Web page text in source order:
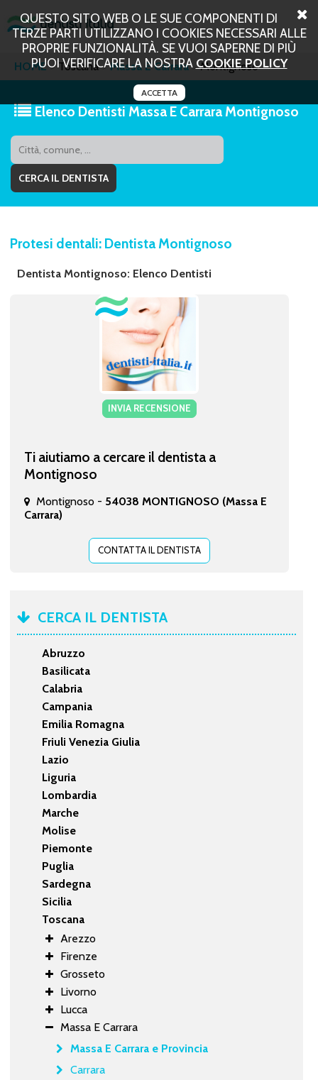
QUESTO SITO WEB O LE SUE COMPONENTI DI
TERZE PARTI UTILIZZANO I COOKIES NECESSARI ALLE
PROPRIE FUNZIONALITÀ. SE VUOI SAPERNE DI PIÙ
PUOI VERIFICARE LA NOSTRA COOKIE POLICY
ACCETTA
HOME Toscana Massa E Carrara Montignoso
Elenco Dentisti Massa E Carrara Montignoso
Protesi dentali: Dentista Montignoso
Dentista Montignoso: Elenco Dentisti
INVIA RECENSIONE
Ti aiutiamo a cercare il dentista a
Montignoso
Montignoso - 54038 MONTIGNOSO (Massa E
Carrara)
CONTATTA IL DENTISTA
CERCA IL DENTISTA
Abruzzo
Basilicata
Calabria
Campania
Emilia Romagna
Friuli Venezia Giulia
Lazio
Liguria
Lombardia
Marche
Molise
Piemonte
Puglia
Sardegna
Sicilia
Toscana
Arezzo
Firenze
Grosseto
Livorno
Lucca
Massa E Carrara
Massa E Carrara e Provincia
Carrara